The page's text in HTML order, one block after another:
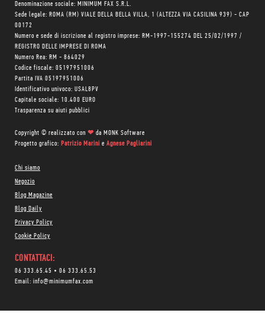
Denominazione sociale: MINIMUM FAX S.R.L.
Sede legale: ROMA (RM) VIALE DELLA BELLA VILLA, 1 (ALTEZZA VIA CASILINA 939) - CAP
00172
Numero e sede di iscrizione al registro imprese: RM-1997-155274 DEL 25/02/1997 /
REGISTRO DELLE IMPRESE DI ROMA
Numero Rea: RM - 864029
Codice fiscale: 05197951006
Partita IVA 05197951006
Identificativo univoco: USAL8PV
Capitale sociale: 10.400 EURO
Trasparenza su aiuti pubblici
Copyright © realizzato con ❤ da MONK Software
Progetto grafico: Patrizio Marini e Agnese Pagliarini
Chi siamo
Negozio
Blog Magazine
Blog Daily
Privacy Policy
Cookie Policy
CONTATTACI:
06 333.65.45 • 06 333.65.53
Email: info@minimumfax.com